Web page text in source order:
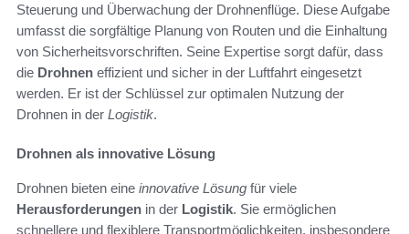
Steuerung und Überwachung der Drohnenflüge. Diese Aufgabe
umfasst die sorgfältige Planung von Routen und die Einhaltung
von Sicherheitsvorschriften. Seine Expertise sorgt dafür, dass
die Drohnen effizient und sicher in der Luftfahrt eingesetzt
werden. Er ist der Schlüssel zur optimalen Nutzung der
Drohnen in der Logistik.
Drohnen als innovative Lösung
Drohnen bieten eine innovative Lösung für viele
Herausforderungen in der Logistik. Sie ermöglichen
schnellere und flexiblere Transportmöglichkeiten, insbesondere